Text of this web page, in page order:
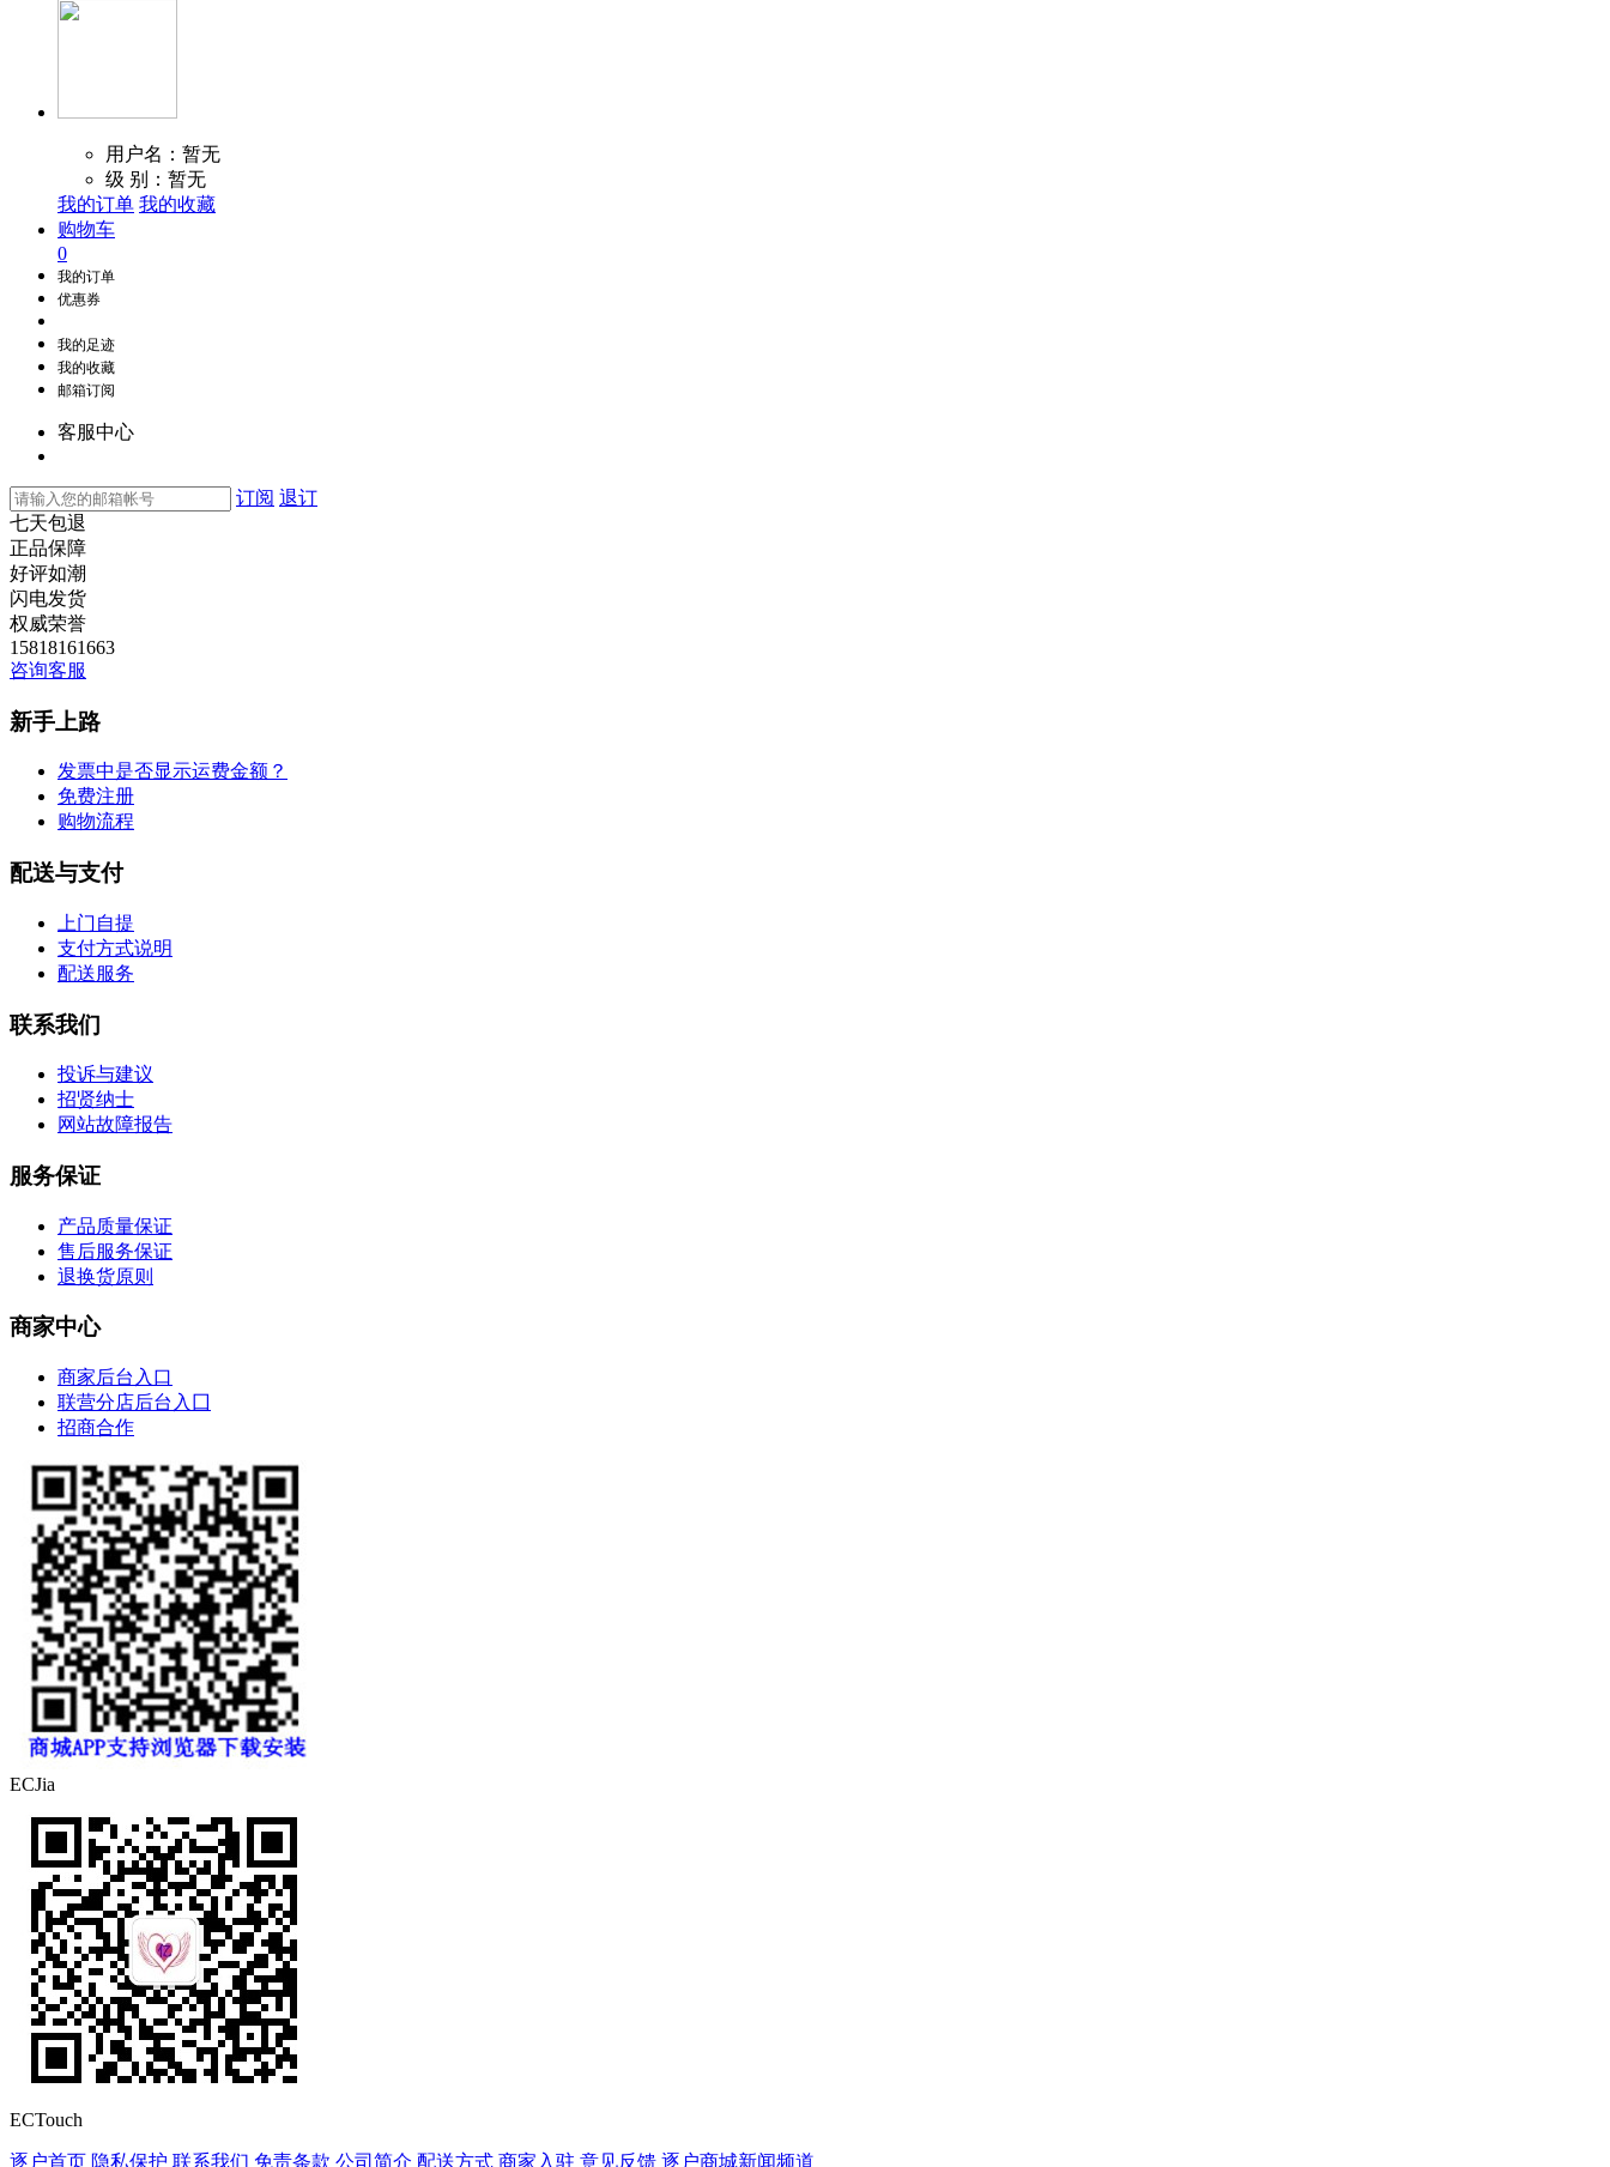
用户名：暂无
级 别：暂无
我的订单 我的收藏
购物车
0
我的订单
优惠券
我的足迹
我的收藏
邮箱订阅
客服中心
订阅 退订
七天包退
正品保障
好评如潮
闪电发货
权威荣誉
15818161663
咨询客服
新手上路
发票中是否显示运费金额？
免费注册
购物流程
配送与支付
上门自提
支付方式说明
配送服务
联系我们
投诉与建议
招贤纳士
网站故障报告
服务保证
产品质量保证
售后服务保证
退换货原则
商家中心
商家后台入口
联营分店后台入囗
招商合作
ECJia
ECTouch
逐户首页 隐私保护 联系我们 免责条款 公司简介 配送方式 商家入驻 意见反馈 逐户商城新闻频道